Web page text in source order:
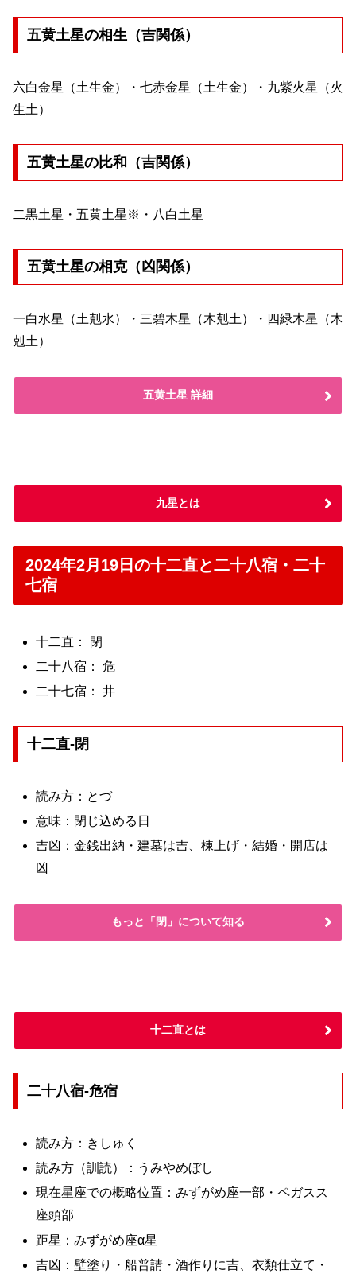
五黄土星の相生（吉関係）
六白金星（土生金）・七赤金星（土生金）・九紫火星（火
生土）
五黄土星の比和（吉関係）
二黒土星・五黄土星※・八白土星
五黄土星の相克（凶関係）
一白水星（土剋水）・三碧木星（木剋土）・四緑木星（木
剋土）
五黄土星 詳細
九星とは
2024年2月19日の十二直と二十八宿・二十
七宿
十二直： 閉
二十八宿： 危
二十七宿： 井
十二直-閉
読み方：とづ
意味：閉じ込める日
吉凶：金銭出納・建墓は吉、棟上げ・結婚・開店は
凶
もっと「閉」について知る
十二直とは
二十八宿-危宿
読み方：きしゅく
読み方（訓読）：うみやめぼし
現在星座での概略位置：みずがめ座一部・ペガスス
座頭部
距星：みずがめ座α星
吉凶：壁塗り・船普請・酒作りに吉、衣類仕立て・